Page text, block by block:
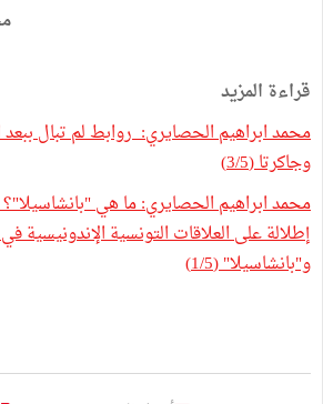
قراءة المزيد
محمد ابراهيم الحصايري: روابط لم تبال
وجاكرتا (3/5)
محمد ابراهيم الحصايري: ما هي "بانشاسيلا"؟
إطلالة على العلاقات التونسية الإندونيسية
و"بانشاسيلا" (1/5)